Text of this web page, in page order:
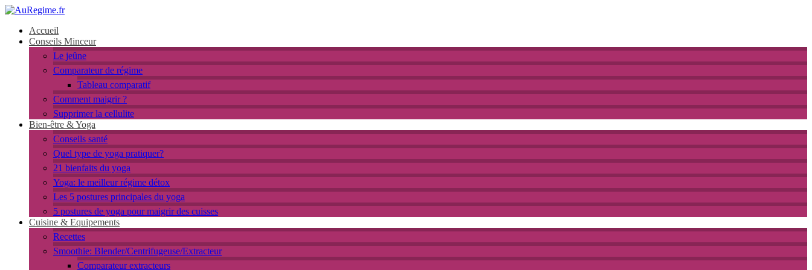
Accueil
Conseils Minceur
Le jeûne
Comparateur de régime
Tableau comparatif
Comment maigrir ?
Supprimer la cellulite
Bien-être & Yoga
Conseils santé
Quel type de yoga pratiquer?
21 bienfaits du yoga
Yoga: le meilleur régime détox
Les 5 postures principales du yoga
5 postures de yoga pour maigrir des cuisses
Cuisine & Equipements
Recettes
Smoothie: Blender/Centrifugeuse/Extracteur
Comparateur extracteurs